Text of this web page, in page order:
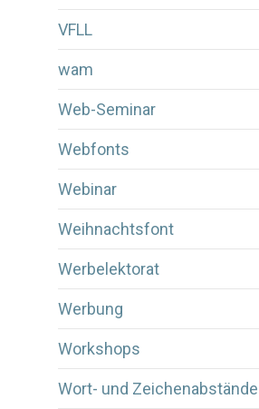
VFLL
wam
Web-Seminar
Webfonts
Webinar
Weihnachtsfont
Werbelektorat
Werbung
Workshops
Wort- und Zeichenabstände